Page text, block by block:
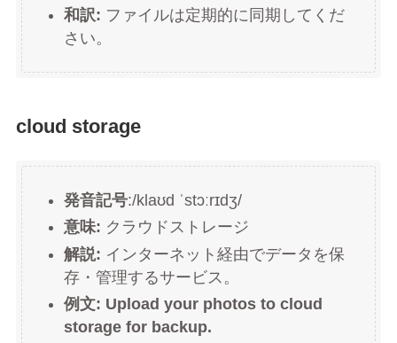
和訳: ファイルは定期的に同期してくだ
さい。
cloud storage
発音記号:/klaʊd ˈstɔːrɪdʒ/
意味: クラウドストレージ
解説: インターネット経由でデータを保
存・管理するサービス。
例文: Upload your photos to cloud
storage for backup.